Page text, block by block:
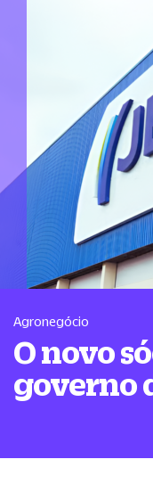
Agronegócio
O novo
governo